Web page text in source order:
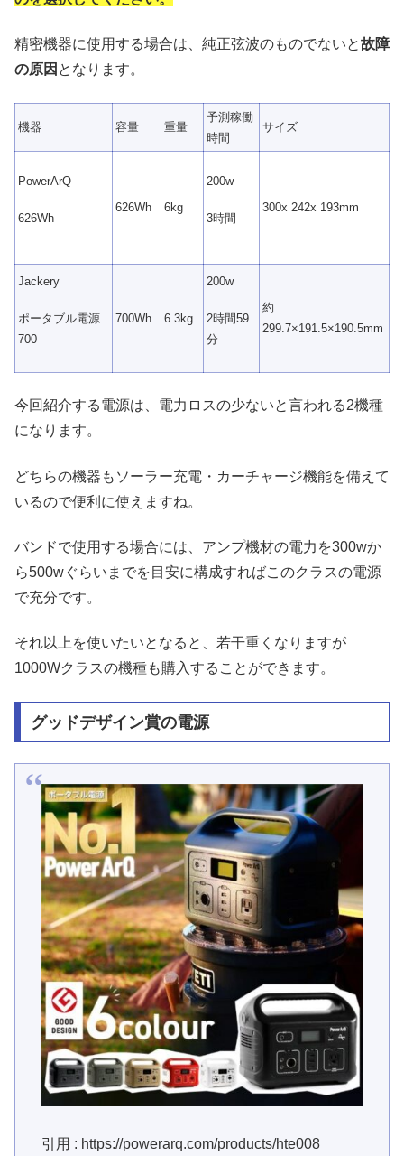
精密機器に使用する場合は、純正弦波のものでないと故障
の原因 となります。
機器 容量 重量
予測稼働
時間
サイズ
PowerArQ
626Wh
626Wh 6kg
200w
3時間
300x 242x 193mm
Jackery
ポータブル電源
700
700Wh 6.3kg
200w
2時間59
分
約
299.7×191.5×190.5mm
今回紹介する電源は、電力ロスの少ないと言われる2機種
になります。
どちらの機器もソーラー充電・カーチャージ機能を備えて
いるので便利に使えますね。
バンドで使用する場合には、アンプ機材の電力を300wか
ら500wぐらいまでを目安に構成すればこのクラスの電源
で充分です。
それ以上を使いたいとなると、若干重くなりますが
1000Wクラスの機種も購入することができます。
グッドデザイン賞の電源
引用 : https://powerarq.com/products/hte008